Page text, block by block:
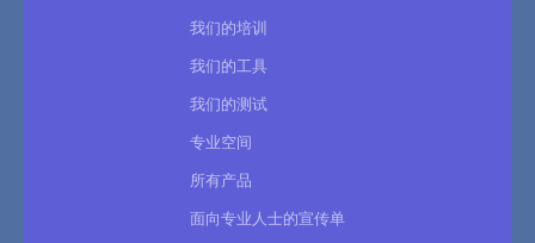
我们的培训
我们的工具
我们的测试
专业空间
所有产品
面向专业人士的宣传单